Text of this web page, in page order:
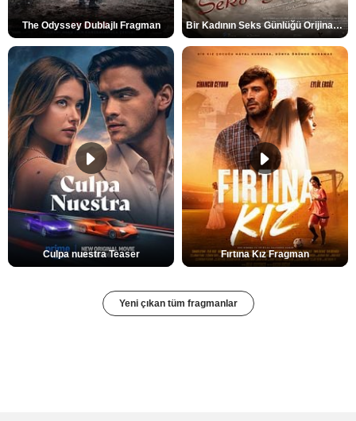
The Odyssey Dublajlı Fragman Bir Kadının Seks Günlüğü Orijinal Fragman
Culpa nuestra Teaser Fırtına Kız Fragman
Yeni çıkan tüm fragmanlar